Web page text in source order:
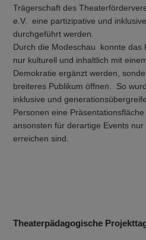
Trägerschaft des
e.V. eine partizipative und
durchgeführt werden.
Durch die Modeschau konnte das
nur kulturell und inhaltlich mit
Demokratie ergänzt werden,
breiteres Publikum öffnen. So
inklusive und
Personen eine
ansonsten für derartige Events nur
erreichen sind.
Theaterpädagogische